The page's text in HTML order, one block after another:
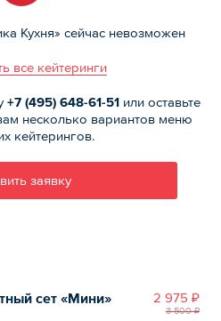
Кухня» сейчас невозможен
все кейтеринги
+7 (495) 648-61-51или оставьте
несколько вариантов меню
кейтерингов.
заявку
2 975 ₽
3 500 ₽
сет «Мини»